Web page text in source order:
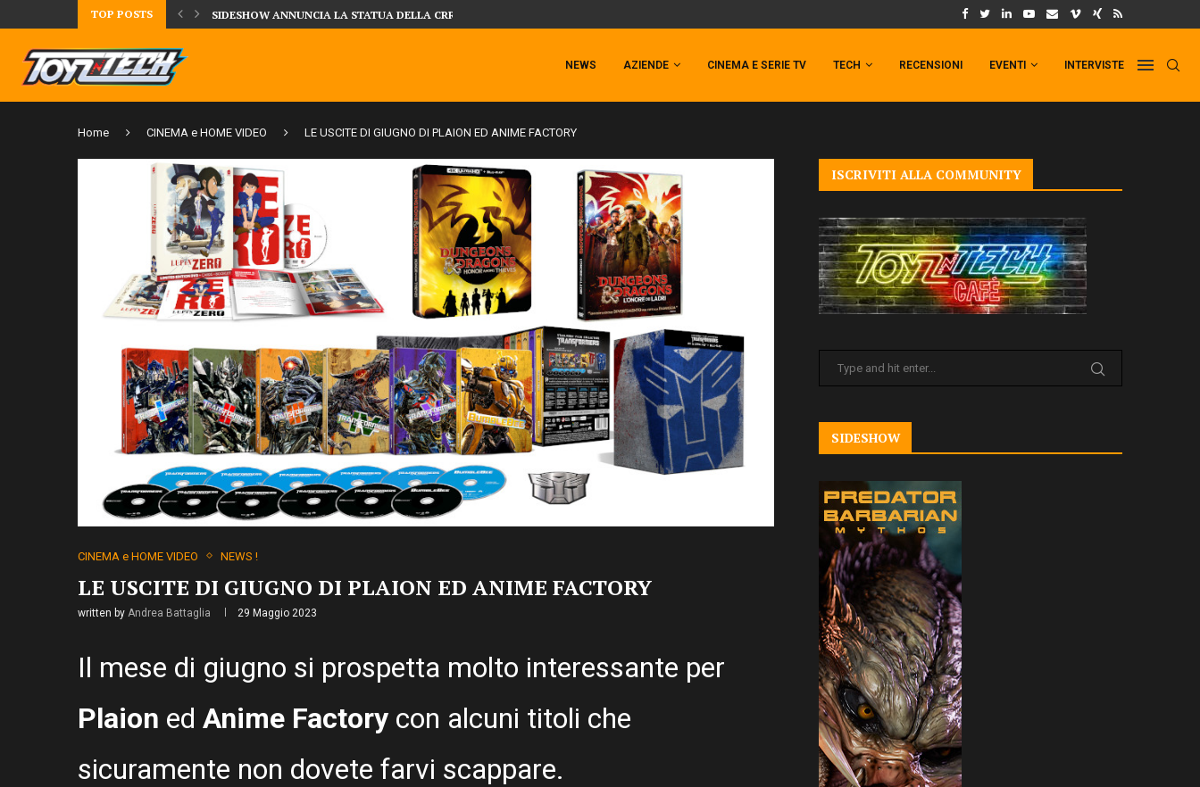
TOP POSTS
DELLA CRRATURA DELLA LAGUNA...DAL MONDO DEGLI X-MEN ARRIVA TEMPESTA TARGATA SIDESHOW! IL TRAILER DI FIST OF THE NORTH STAR!
NEWS AZIENDE CINEMA E SERIE TV TECH RECENSIONI EVENTI INTERVISTE
Home CINEMA e HOME VIDEO LE USCITE DI GIUGNO DI PLAION ED ANIME FACTORY
CINEMA e HOME VIDEO NEWS !
LE USCITE DI GIUGNO DI PLAION ED ANIME FACTORY
written by Andrea Battaglia 29 Maggio 2023
Il mese di giugno si prospetta molto interessante per
Plaion ed Anime Factory con alcuni titoli che
sicuramente non dovete farvi scappare.
ISCRIVITI ALLA COMMUNITY
SIDESHOW